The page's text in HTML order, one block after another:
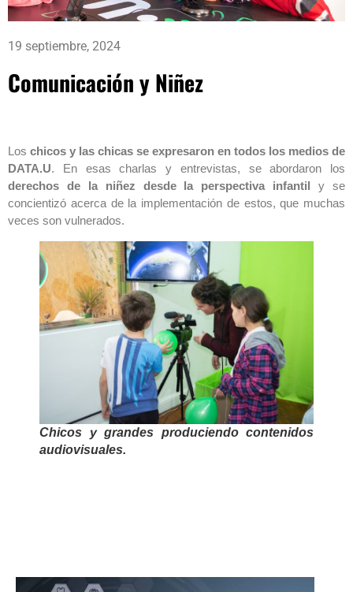
19 septiembre, 2024
Comunicación y Niñez
Los chicos y las chicas se expresaron en todos los medios de
DATA.U. En esas charlas y entrevistas, se abordaron los
derechos de la niñez desde la perspectiva infantily se
concientizó acerca de la implementación de estos, que muchas
veces son vulnerados.
Chicos y grandes produciendo contenidos
audiovisuales.